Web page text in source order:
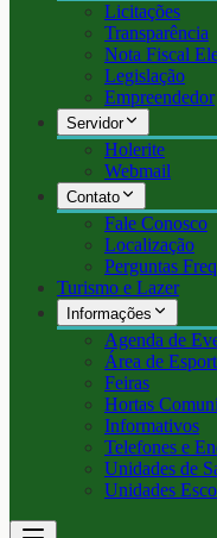
Licitações
Transparência
Nota Fiscal
Legislação
Empreendedor
Servidor
Holerite
Webmail
Contato
Fale Conosco
Localização
Perguntas
Turismo e Lazer
Informações
Agenda de
Área de
Feiras
Hortas
Informativos
Telefones e
Unidades de
Unidades